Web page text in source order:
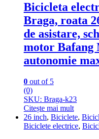
Bicicleta
Braga, roata
de asistare,
motor Bafang
autonomie
0 out of 5
(0)
SKU: Braga-k23
Citește mai mult
26 inch, Biciclete,
Biciclete electrice,